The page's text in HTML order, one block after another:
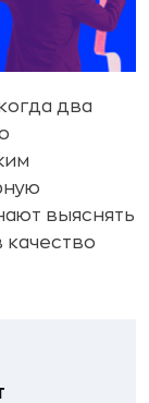
два
выяснять
качество